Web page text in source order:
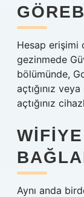
Hesap erişimi
gezinmede
bölümünde,
açtığınız
açtığınız
Aynı anda